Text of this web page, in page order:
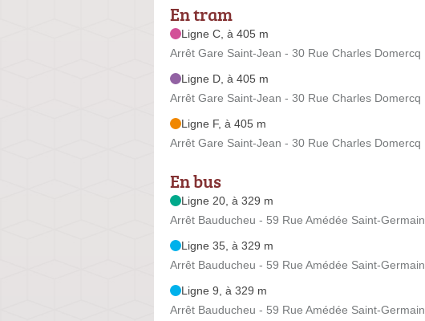
En tram
Ligne C, à 405 m
Arrêt Gare Saint-Jean - 30 Rue Charles Domercq
Ligne D, à 405 m
Arrêt Gare Saint-Jean - 30 Rue Charles Domercq
Ligne F, à 405 m
Arrêt Gare Saint-Jean - 30 Rue Charles Domercq
En bus
Ligne 20, à 329 m
Arrêt Bauducheu - 59 Rue Amédée Saint-Germain
Ligne 35, à 329 m
Arrêt Bauducheu - 59 Rue Amédée Saint-Germain
Ligne 9, à 329 m
Arrêt Bauducheu - 59 Rue Amédée Saint-Germain